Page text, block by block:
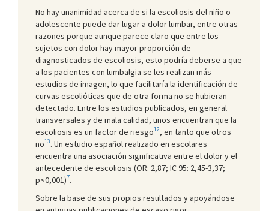
No hay unanimidad acerca de si la escoliosis del niño o
adolescente puede dar lugar a dolor lumbar, entre otras
razones porque aunque parece claro que entre los
sujetos con dolor hay mayor proporción de
diagnosticados de escoliosis, esto podría deberse a que
a los pacientes con lumbalgia se les realizan más
estudios de imagen, lo que facilitaría la identificación de
curvas escolióticas que de otra forma no se hubieran
detectado. Entre los estudios publicados, en general
transversales y de mala calidad, unos encuentran que la
escoliosis es un factor de riesgo12, en tanto que otros
no13. Un estudio español realizado en escolares
encuentra una asociación significativa entre el dolor y el
antecedente de escoliosis (OR: 2,87; IC 95: 2,45-3,37;
p<0,001)7.
Sobre la base de sus propios resultados y apoyándose